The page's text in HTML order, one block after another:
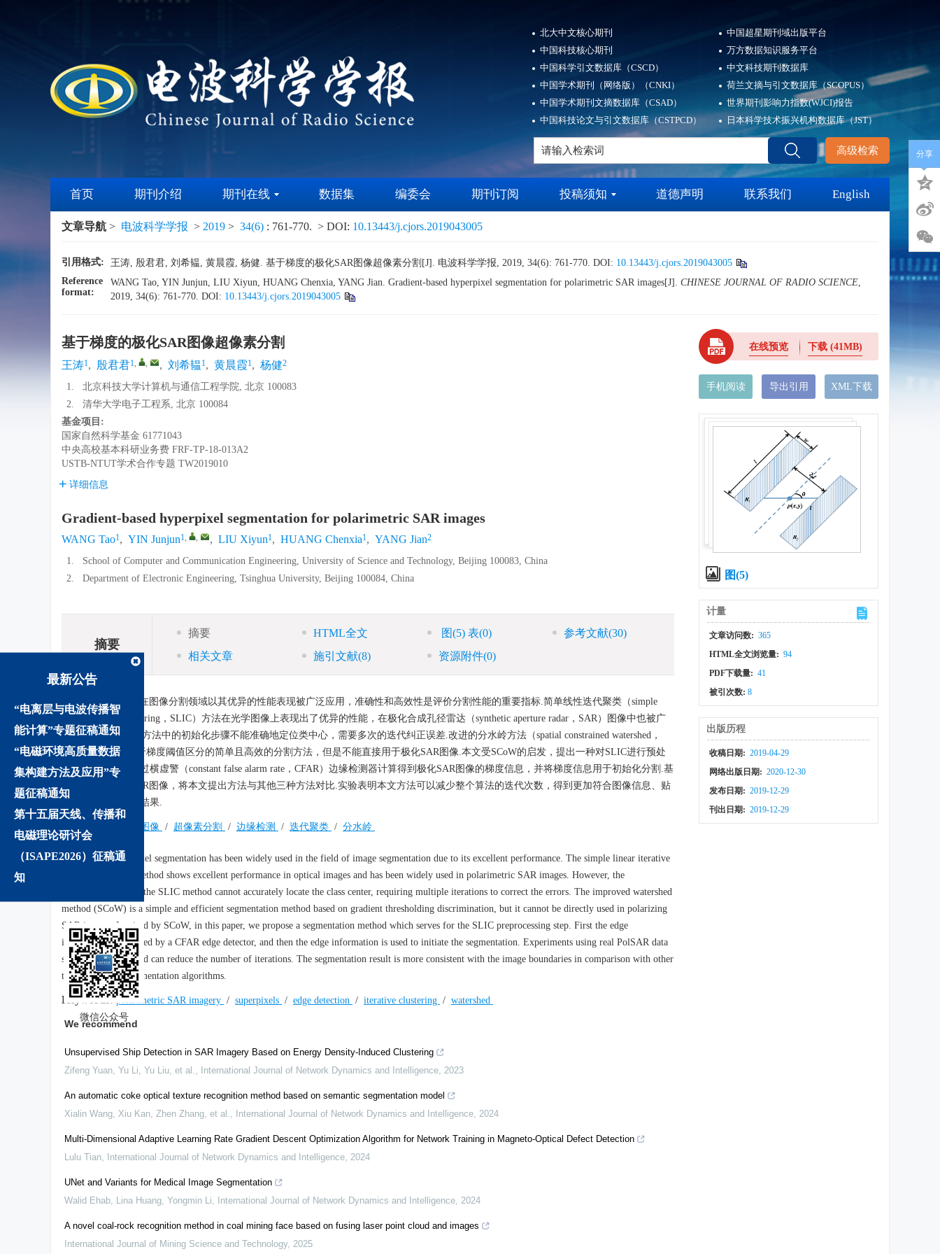
北大中文核心期刊
中国科技核心期刊
中国科学引文数据库（CSCD）
中国学术期刊（网络版）（CNKI）
中国学术期刊文摘数据库（CSAD）
中国科技论文与引文数据库（CSTPCD）
中国超星期刊域出版平台
万方数据知识服务平台
中文科技期刊数据库
荷兰文摘与引文数据库（SCOPUS）
世界期刊影响力指数(WJCI)报告
日本科学技术振兴机构数据库（JST）
高级检索
首页 期刊介绍 期刊在线 数据集 编委会 期刊订阅 投稿须知 道德声明 联系我们 English
最新公告
“电离层与电波传播智
能计算”专题征稿通知
“电磁环境高质量数据
集构建方法及应用”专
题征稿通知
第十五届天线、传播和
电磁理论研讨会
（ISAPE2026）征稿通
知
微信公众号
文章导航 > 电波科学学报 > 2019 > 34(6) : 761-770. > DOI: 10.13443/j.cjors.2019043005
引用格式: 王涛, 殷君君, 刘希韫, 黄晨霞, 杨健. 基于梯度的极化SAR图像超像素分割[J]. 电波科学学报, 2019, 34(6): 761-770. DOI: 10.13443/j.cjors.2019043005
Reference
format:
WANG Tao, YIN Junjun, LIU Xiyun, HUANG Chenxia, YANG Jian. Gradient-based hyperpixel segmentation for polarimetric SAR images[J]. CHINESE JOURNAL OF RADIO SCIENCE,
2019, 34(6): 761-770. DOI: 10.13443/j.cjors.2019043005
基于梯度的极化SAR图像超像素分割
王涛1, 殷君君1, , , 刘希韫 1, 黄晨霞1, 杨健2
1.
北京科技大学计算机与通信工程学院, 北京 100083
2.
清华大学电子工程系, 北京 100084
基金项目:
国家自然科学基金 61771043
中央高校基本科研业务费 FRF-TP-18-013A2
USTB-NTUT学术合作专题 TW2019010
详细信息
Gradient-based hyperpixel segmentation for polarimetric SAR images
WANG Tao1, YIN Junjun1, , , LIU Xiyun1, HUANG Chenxia1, YANG Jian2
1.
School of Computer and Communication Engineering, University of Science and Technology, Beijing 100083, China
2.
Department of Electronic Engineering, Tsinghua University, Beijing 100084, China
摘要
摘要 HTML全文 图(5) 表(0) 参考文献(30)
相关文章
施引文献(8) 资源附件(0)
摘要: 超像素分割在图像分割领域以其优异的性能表现被广泛应用，准确性和高效性是评价分割性能的重要指标.简单线性迭代聚类（simple
linear iterative clustering，SLIC）方法在光学图像上表现出了优异的性能，在极化合成孔径雷达（synthetic aperture radar，SAR）图像中也被广
泛应用，然而SLIC方法中的初始化步骤不能准确地定位类中心，需要多次的迭代纠正误差.改进的分水岭方法（spatial constrained watershed，
SCoW）是一种基于梯度阈值区分的简单且高效的分割方法，但是不能直接用于极化SAR图像.本文受SCoW的启发，提出一种对SLIC进行预处
理的分割方法，通过横虚警（constant false alarm rate，CFAR）边缘检测器计算得到极化SAR图像的梯度信息，并将梯度信息用于初始化分割.基
于两幅实测极化SAR图像，将本文提出方法与其他三种方法对比.实验表明本文方法可以减少整个算法的迭代次数，得到更加符合图像信息、贴
合图像边界的分割结果.
极化SAR图像 / 超像素分割 / 边缘检测 / 迭代聚类 / 分水岭
Abstract:Superpixel segmentation has been widely used in the field of image segmentation due to its excellent performance. The simple linear iterative
clustering (SLIC) method shows excellent performance in optical images and has been widely used in polarimetric SAR images. However, the
initialization step of the SLIC method cannot accurately locate the class center, requiring multiple iterations to correct the errors. The improved watershed
method (SCoW) is a simple and efficient segmentation method based on gradient thresholding discrimination, but it cannot be directly used in polarizing
SAR images. Inspired by SCoW, in this paper, we propose a segmentation method which serves for the SLIC preprocessing step. First the edge
information is detected by a CFAR edge detector, and then the edge information is used to initiate the segmentation. Experiments using real PolSAR data
show that this method can reduce the number of iterations. The segmentation result is more consistent with the image boundaries in comparison with other
three superpixel segmentation algorithms.
Keywords: polarimetric SAR imagery / superpixels / edge detection / iterative clustering / watershed
We recommend
Unsupervised Ship Detection in SAR Imagery Based on Energy Density-Induced Clustering
Zifeng Yuan, Yu Li, Yu Liu, et al., International Journal of Network Dynamics and Intelligence, 2023
An automatic coke optical texture recognition method based on semantic segmentation model
Xialin Wang, Xiu Kan, Zhen Zhang, et al., International Journal of Network Dynamics and Intelligence, 2024
Multi-Dimensional Adaptive Learning Rate Gradient Descent Optimization Algorithm for Network Training in Magneto-Optical Defect Detection
Lulu Tian, International Journal of Network Dynamics and Intelligence, 2024
UNet and Variants for Medical Image Segmentation
Walid Ehab, Lina Huang, Yongmin Li, International Journal of Network Dynamics and Intelligence, 2024
A novel coal-rock recognition method in coal mining face based on fusing laser point cloud and images
International Journal of Mining Science and Technology, 2025
在线预览 下载(41MB)
手机阅读 导出引用 XML下载
图(5)
计量
文章访问数: 365
HTML全文浏览量: 94
PDF下载量: 41
被引次数:8
出版历程
收稿日期: 2019-04-29
网络出版日期: 2020-12-30
发布日期: 2019-12-29
刊出日期: 2019-12-29
分享